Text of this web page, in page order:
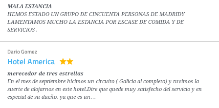
MALA ESTANCIA
HEMOS ESTADO UN GRUPO DE CINCUENTA PERSONAS DE MADRIDY
LAMENTAMOS MUCHO LA ESTANCIA POR ESCASE DE COMIDA Y DE
SERVICIOS .
Dario Gomez
Hotel America
merecedor de tres estrellas
En el mes de septiembre hicimos un circuito ( Galicia al completo) y tuvimos la
suerte de alojarnos en este hotel.Dire que quede muy satisfecho del servicio y en
especial de su dueño, ya que es un…